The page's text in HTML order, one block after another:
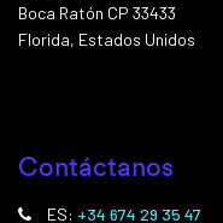
Boca Ratón CP 33433
Florida, Estados Unidos
Contáctanos
ES: +34 674 29 35 47